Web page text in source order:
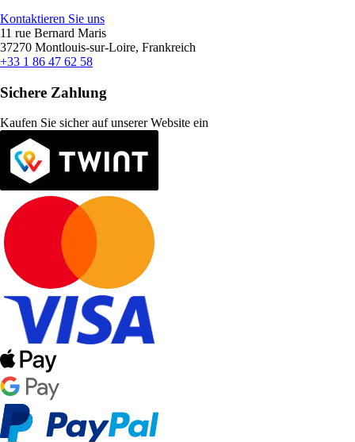
Kontaktieren Sie uns
11 rue Bernard Maris
37270 Montlouis-sur-Loire, Frankreich
+33 1 86 47 62 58
Sichere Zahlung
Kaufen Sie sicher auf unserer Website ein